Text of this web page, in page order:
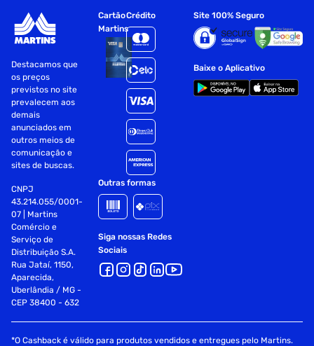
Destacamos que
os preços
previstos no site
prevalecem aos
demais
anunciados em
outros meios de
comunicação e
sites de buscas.
CNPJ
43.214.055/0001-
07 | Martins
Comércio e
Serviço de
Distribuição S.A.
Rua Jataí, 1150,
Aparecida,
Uberlândia / MG -
CEP 38400 - 632
Cartão
Martins
Crédito
Outras formas
Siga nossas Redes
Sociais
Site 100% Seguro
Baixe o Aplicativo
*O Cashback é válido para produtos vendidos e entregues pelo Martins.